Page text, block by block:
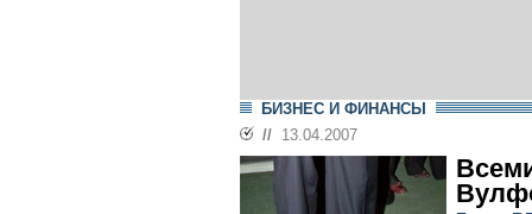
БИЗНЕС И ФИНАНСЫ
// 13.04.2007